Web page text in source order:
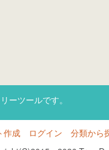
ーツールです。
作成 ログイン 分類から